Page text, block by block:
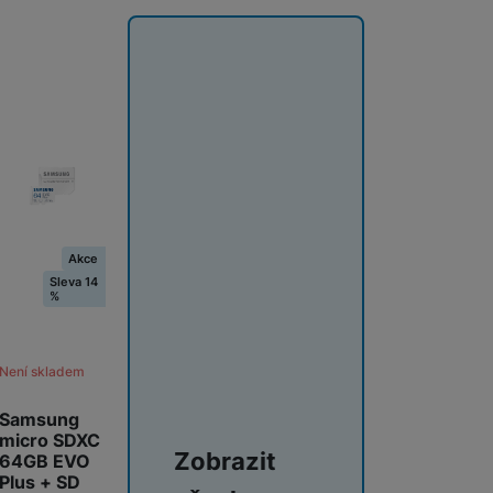
SDXC
EVO
+ SD
skladem
Akce
Sleva 14
%
Zobrazit